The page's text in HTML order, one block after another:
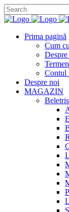
Prima pagină
Cum
Contul
Despre noi
MAGAZIN